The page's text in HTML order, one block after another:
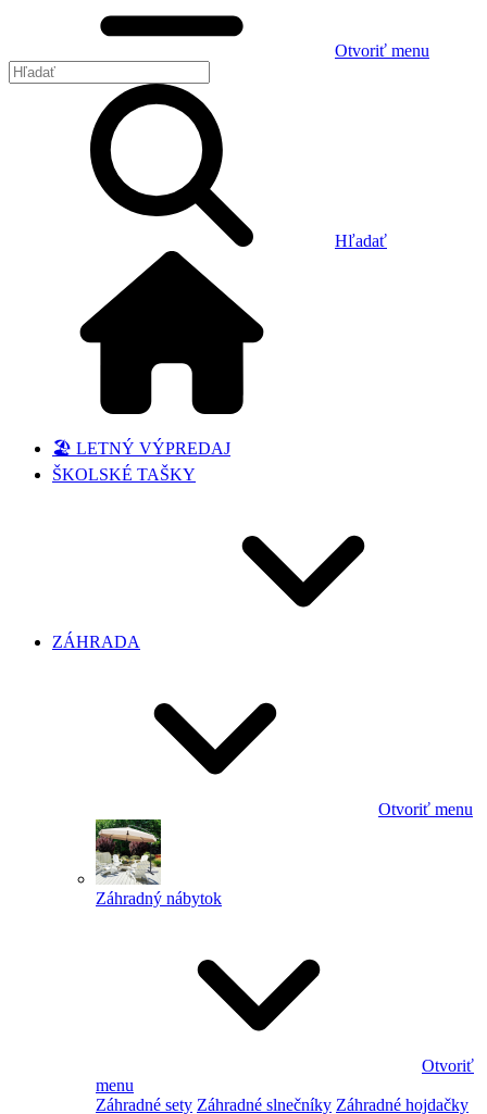
Otvoriť menu
Hľadať
🏖️ LETNÝ VÝPREDAJ
ŠKOLSKÉ TAŠKY
ZÁHRADA
Otvoriť menu
Záhradný nábytok
Otvoriť
menu
Záhradné sety Záhradné slnečníky Záhradné hojdačky